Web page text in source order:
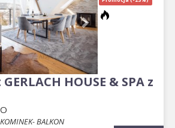
HOUSE & SPA z
BALKON